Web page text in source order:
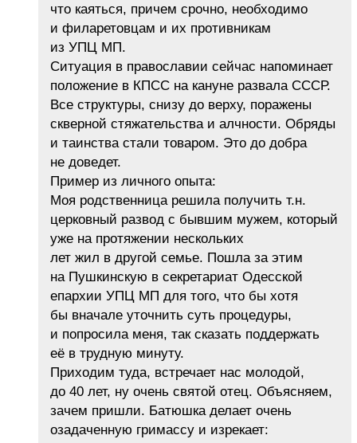
что каяться, причем срочно, необходимо
и филаретовцам и их противникам
из УПЦ МП.
Ситуация в православии сейчас напоминает
положение в КПСС на кануне развала СССР.
Все структуры, снизу до верху, поражены
скверной стяжательства и алчности. Обряды
и таинства стали товаром. Это до добра
не доведет.
Пример из личного опыта:
Моя родственница решила получить т.н.
церковный развод с бывшим мужем, который
уже на протяжении нескольких
лет жил в другой семье. Пошла за этим
на Пушкинскую в секретариат Одесской
епархии УПЦ МП для того, что бы хотя
бы вначале уточнить суть процедуры,
и попросила меня, так сказать поддержать
её в трудную минуту.
Приходим туда, встречает нас молодой,
до 40 лет, ну очень святой отец. Объясняем,
зачем пришли. Батюшка делает очень
озадаченную гримассу и изрекает: